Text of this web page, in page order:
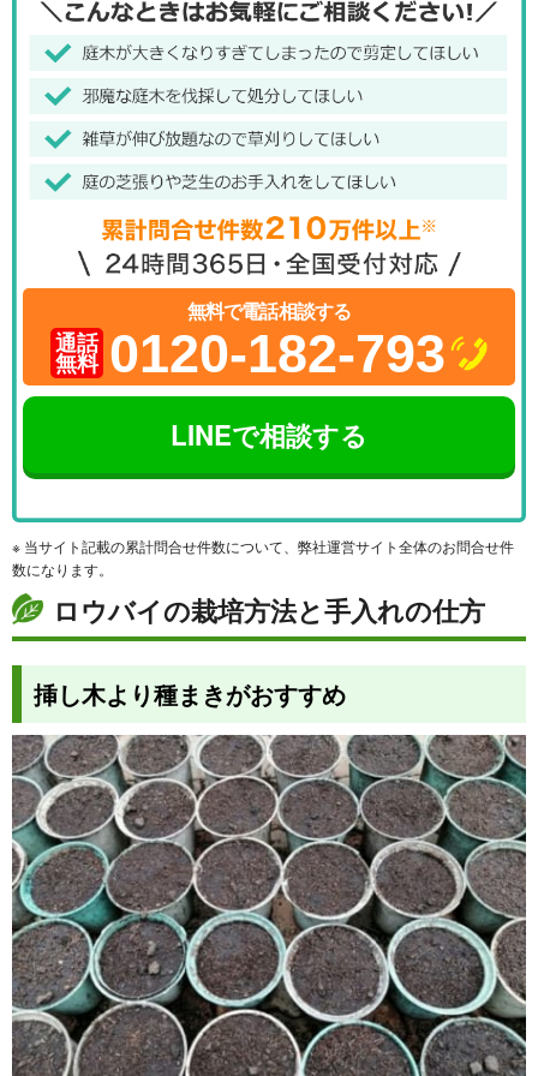
無料で電話相談する
通話
無料 0120-182-793
LINEで相談する
※ 当サイト記載の累計問合せ件数について、弊社運営サイト全体のお問合せ件
数になります。
ロウバイの栽培方法と手入れの仕方
挿し木より種まきがおすすめ